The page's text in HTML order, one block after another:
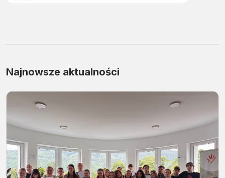
Najnowsze aktualności